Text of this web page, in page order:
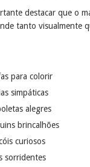
destacar que o
tanto visualmente
para colorir
simpáticas
alegres
brincalhões
curiosos
sorridentes